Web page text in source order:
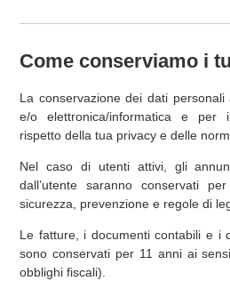
Come conserviamo i
La conservazione dei dati
e/o elettronica/informatica e per
rispetto della tua privacy e delle
Nel caso di utenti attivi, gli
dall’utente saranno conservati
sicurezza, prevenzione e regole di
Le fatture, i documenti contabili e i
sono conservati per 11 anni ai
obblighi fiscali).